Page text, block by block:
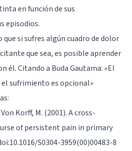
en función de sus
episodios.
si sufres algún cuadro de dolor
que sea, es posible aprender
él. Citando a Buda Gautama: «El
sufrimiento es opcional»
Korff, M. (2001). A cross-
of persistent pain in primary
S0304-3959(00)00483-8